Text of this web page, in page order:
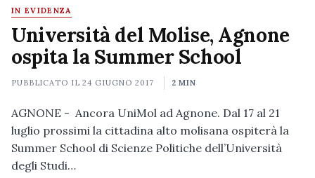
IN EVIDENZA
Università del Molise, Agnone
ospita la Summer School
PUBBLICATO IL24 GIUGNO 2017 2 MIN
AGNONE - Ancora UniMol ad Agnone. Dal 17 al 21
luglio prossimi la cittadina alto molisana ospiterà la
Summer School di Scienze Politiche dell’Università
degli Studi…